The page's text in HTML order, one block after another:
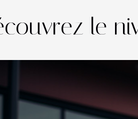
le